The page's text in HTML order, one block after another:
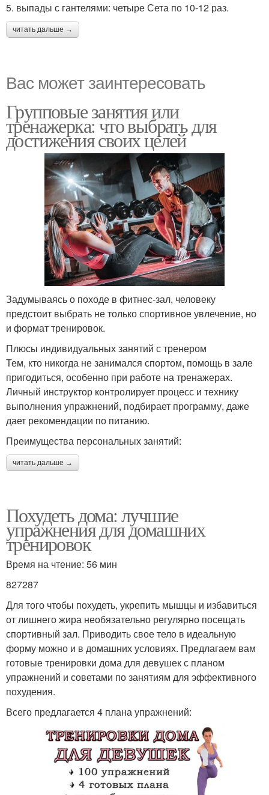
5. выпады с гантелями: четыре Сета по 10-12 раз.
читать дальше →
Вас может заинтересовать
Групповые занятия или
тренажерка: что выбрать для
достижения своих целей
Задумываясь о походе в фитнес-зал, человеку
предстоит выбрать не только спортивное увлечение, но
и формат тренировок.
Плюсы индивидуальных занятий с тренером
Тем, кто никогда не занимался спортом, помощь в зале
пригодиться, особенно при работе на тренажерах.
Личный инструктор контролирует процесс и технику
выполнения упражнений, подбирает программу, даже
дает рекомендации по питанию.
Преимущества персональных занятий:
читать дальше →
Похудеть дома: лучшие
упражнения для домашних
тренировок
Время на чтение: 56 мин
827287
Для того чтобы похудеть, укрепить мышцы и избавиться
от лишнего жира необязательно регулярно посещать
спортивный зал. Приводить свое тело в идеальную
форму можно и в домашних условиях. Предлагаем вам
готовые тренировки дома для девушек с планом
упражнений и советами по занятиям для эффективного
похудения.
Всего предлагается 4 плана упражнений: